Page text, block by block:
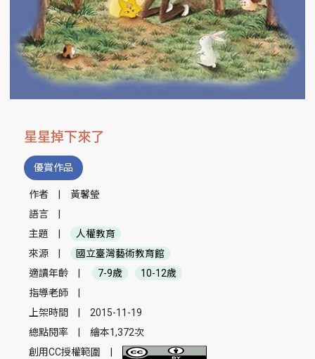
星星掉下來了
優賞作品
作者
黃馨瑩
語言
主題
人權教育
來源
國立臺灣藝術教育館
適讀年齡
7-9歲
10-12歲
指導老師
上架時間
2015-11-19
總點閱率
繪本1,372次
創用CC授權範圍